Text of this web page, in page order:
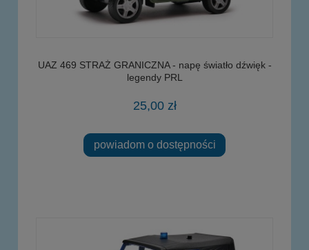
UAZ 469 STRAŻ GRANICZNA - napę światło dźwięk -
legendy PRL
25,00 zł
powiadom o dostępności